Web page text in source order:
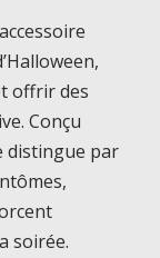
offrir des
Conçu
distingue par
soirée.